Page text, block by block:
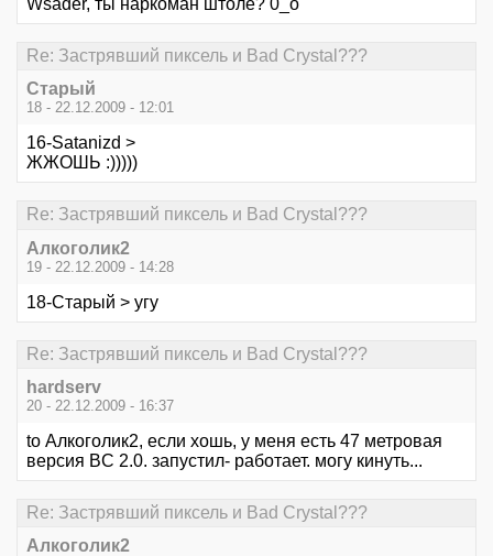
Re: Застрявший пиксель и Bad Crystal???
Старый
18 - 22.12.2009 - 12:01
16-Satanizd >
ЖЖОШЬ :)))))
Re: Застрявший пиксель и Bad Crystal???
Алкоголик2
19 - 22.12.2009 - 14:28
18-Старый > угу
Re: Застрявший пиксель и Bad Crystal???
hardserv
20 - 22.12.2009 - 16:37
to Алкоголик2, если хошь, у меня есть 47 метровая
версия BC 2.0. запустил- работает. могу кинуть...
Re: Застрявший пиксель и Bad Crystal???
Алкоголик2